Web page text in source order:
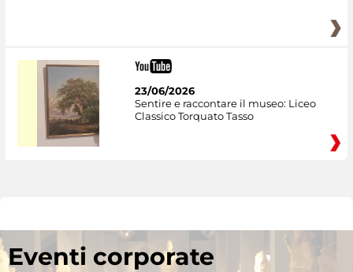
23/06/2026
Sentire e raccontare il museo: Liceo
Classico Torquato Tasso
Eventi corporate